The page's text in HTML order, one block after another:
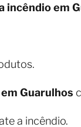
incêndio em
Guarulhos
a incêndio.